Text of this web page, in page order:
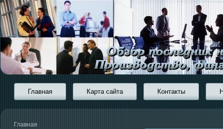
Главная Карта сайта Контакты
Главная